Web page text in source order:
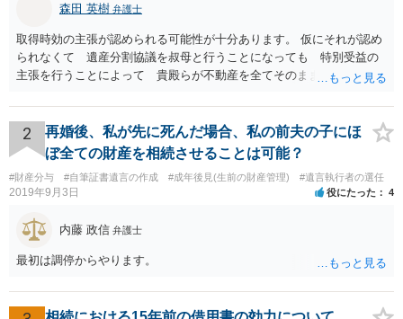
森田 英樹 弁護士
取得時効の主張が認められる可能性が十分あります。 仮にそれが認め
られなくて 遺産分割協議を叔母と行うことになっても 特別受益の
主張を行うことによって 貴殿らが不動産を全てそのまま取得できる
2
再婚後、私が先に死んだ場合、私の前夫の子にほ
ぼ全ての財産を相続させることは可能？
#財産分与 #自筆証書遺言の作成 #成年後見(生前の財産管理) #遺言執行者の選任
2019年9月3日 役にたった 4
内藤 政信 弁護士
最初は調停からやります。